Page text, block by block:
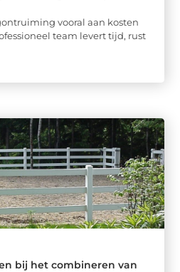
vooral aan kosten
team levert tijd, rust
bij het combineren van